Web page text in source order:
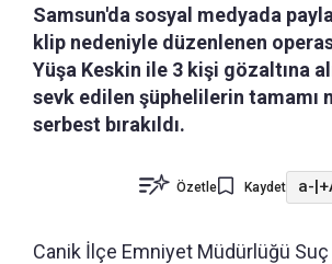
Samsun'da sosyal medyada
klip nedeniyle düzenlenen
Yüşa Keskin ile 3 kişi gözaltına
sevk edilen şüphelilerin tamamı
serbest bırakıldı.
Özetle Kaydet a-
Canik İlçe Emniyet Müdürlüğü